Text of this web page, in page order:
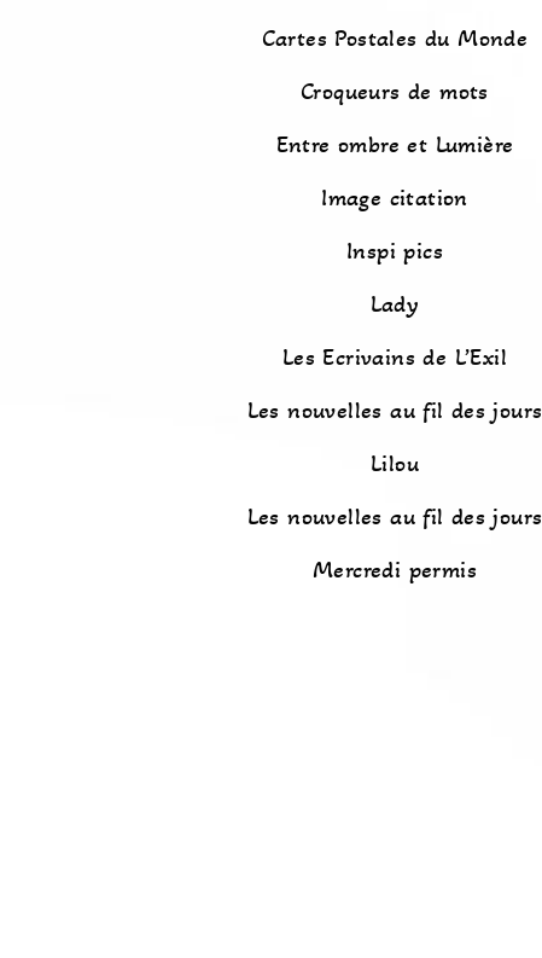
Cartes Postales du Monde
Croqueurs de mots
Entre ombre et Lumière
Image citation
Inspi pics
Lady
Les Ecrivains de L’Exil
Les nouvelles au fil des jours
Lilou
Les nouvelles au fil des jours
Mercredi permis